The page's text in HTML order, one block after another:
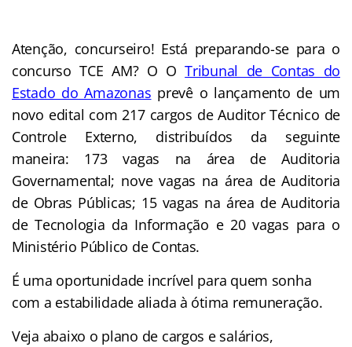
Atenção, concurseiro! Está preparando-se para o
concurso TCE AM? O OTribunal de Contas do
Estado do Amazonas prevê o lançamento de um
novo edital com 217 cargos de Auditor Técnico de
Controle Externo, distribuídos da seguinte
maneira: 173 vagas na área de Auditoria
Governamental; nove vagas na área de Auditoria
de Obras Públicas; 15 vagas na área de Auditoria
de Tecnologia da Informação e 20 vagas para o
Ministério Público de Contas.
É uma oportunidade incrível para quem sonha
com a estabilidade aliada à ótima remuneração.
Veja abaixo o plano de cargos e salários,